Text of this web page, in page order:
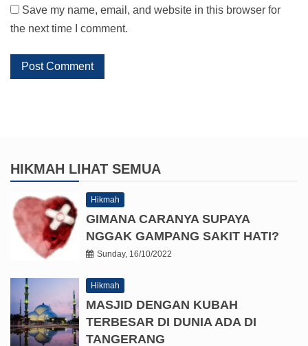
Save my name, email, and website in this browser for
the next time I comment.
HIKMAH LIHAT SEMUA
Hikmah
GIMANA CARANYA SUPAYA
NGGAK GAMPANG SAKIT HATI?
Sunday, 16/10/2022
Hikmah
MASJID DENGAN KUBAH
TERBESAR DI DUNIA ADA DI
TANGERANG